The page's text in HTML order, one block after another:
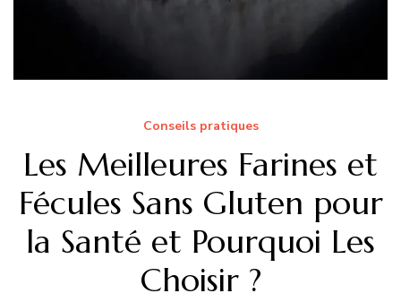
Conseils pratiques
Les Meilleures Farines et
Fécules Sans Gluten pour
la Santé et Pourquoi Les
Choisir ?